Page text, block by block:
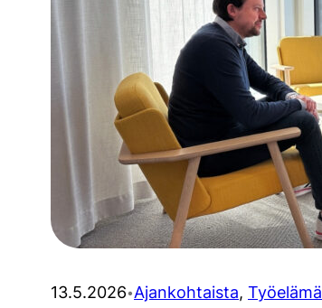
13.5.2026•Ajankohtaista, Työelämä